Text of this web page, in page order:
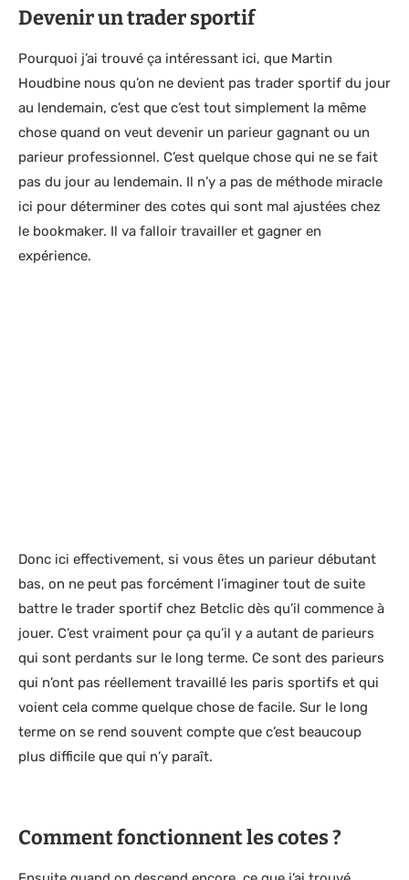
Devenir un trader sportif
Pourquoi j’ai trouvé ça intéressant ici, que Martin
Houdbine nous qu’on ne devient pas trader sportif du jour
au lendemain, c’est que c’est tout simplement la même
chose quand on veut devenir un parieur gagnant ou un
parieur professionnel. C’est quelque chose qui ne se fait
pas du jour au lendemain. Il n’y a pas de méthode miracle
ici pour déterminer des cotes qui sont mal ajustées chez
le bookmaker. Il va falloir travailler et gagner en
expérience.
Donc ici effectivement, si vous êtes un parieur débutant
bas, on ne peut pas forcément l’imaginer tout de suite
battre le trader sportif chez Betclic dès qu’il commence à
jouer. C’est vraiment pour ça qu’il y a autant de parieurs
qui sont perdants sur le long terme. Ce sont des parieurs
qui n’ont pas réellement travaillé les paris sportifs et qui
voient cela comme quelque chose de facile. Sur le long
terme on se rend souvent compte que c’est beaucoup
plus difficile que qui n’y paraît.
Comment fonctionnent les cotes ?